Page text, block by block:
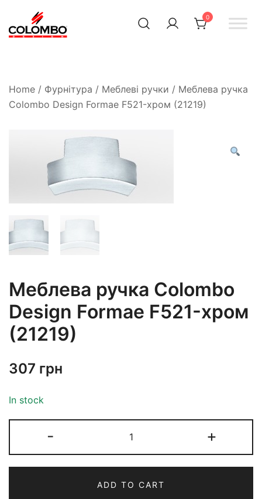
0
Home / Фурнітура / Меблеві ручки / Меблева ручка
Colombo Design Formae F521-хром (21219)
Меблева ручка Colombo
Design Formae F521-хром
(21219)
307 грн
In stock
- +
ADD TO CART